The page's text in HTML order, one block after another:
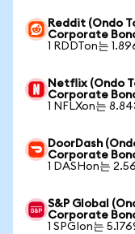
Reddit (Ondo
Corporate
1 RDDTon는
Netflix (Ondo
Corporate
1 NFLXon는
DoorDash
Corporate
1 DASHon는
S&P Global
Corporate
1 SPGIon는